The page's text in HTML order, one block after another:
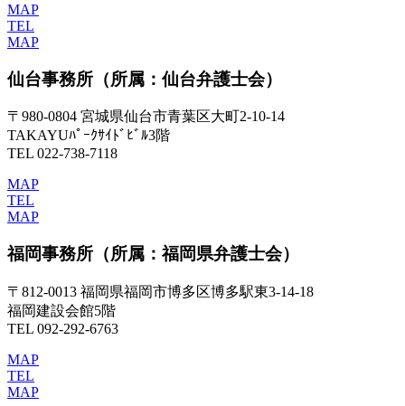
MAP
TEL
MAP
仙台事務所 （所属：仙台弁護士会）
〒980-0804 宮城県仙台市青葉区大町2-10-14
TAKAYUﾊﾟｰｸｻｲﾄﾞﾋﾞﾙ3階
TEL 022-738-7118
MAP
TEL
MAP
福岡事務所 （所属：福岡県弁護士会）
〒812-0013 福岡県福岡市博多区博多駅東3-14-18
福岡建設会館5階
TEL 092-292-6763
MAP
TEL
MAP